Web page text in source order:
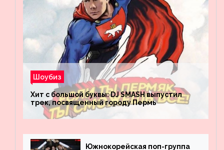
Шоубиз
Хит с большой буквы: DJ SMASH выпустил
трек, посвященный городу Пермь
Южнокорейская поп-группа